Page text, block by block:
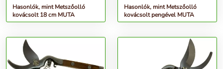
Hasonlók, mint Metszőolló
kovácsolt 18 cm MUTA
Hasonlók, mint Metszőolló
kovácsolt pengével MUTA